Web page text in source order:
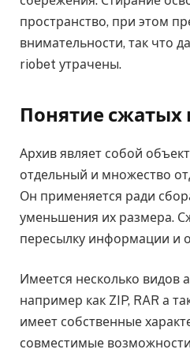
пространство, при этом
внимательности, так что
riobet утрачены.
Понятие сжатых
Архив являет собой
отдельный и множество
Он применяется ради
уменьшения их размера.
пересылку информации и
Имеется несколько видов
например как ZIP, RAR а
имеет собственные
совместимые